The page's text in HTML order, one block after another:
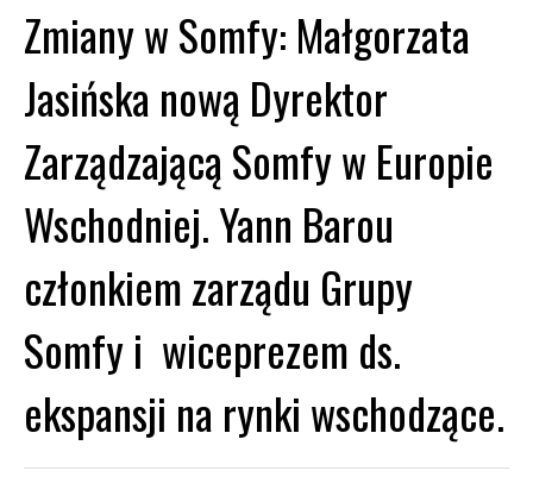
Zmiany w Somfy: Małgorzata
Jasińska nową Dyrektor
Zarządzającą Somfy w Europie
Wschodniej. Yann Barou
członkiem zarządu Grupy
Somfy i wiceprezem ds.
ekspansji na rynki wschodzące.